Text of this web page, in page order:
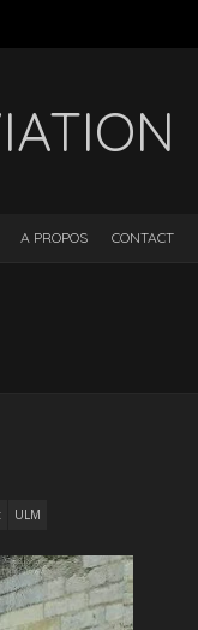
A PROPOS CONTACT
ULM